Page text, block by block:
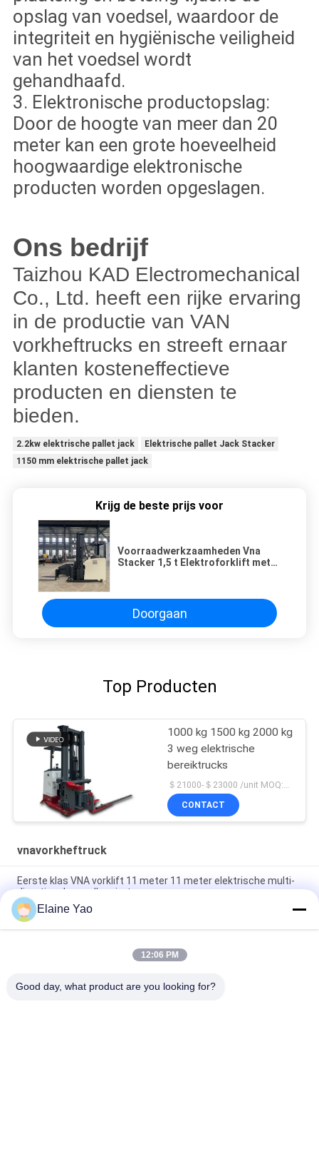
opslag van voedsel, waardoor de
integriteit en hygiënische veiligheid
van het voedsel wordt
gehandhaafd.
3. Elektronische productopslag:
Door de hoogte van meer dan 20
meter kan een grote hoeveelheid
hoogwaardige elektronische
producten worden opgeslagen.
Ons bedrijf
Taizhou KAD Electromechanical
Co., Ltd. heeft een rijke ervaring
in de productie van VAN
vorkheftrucks en streeft ernaar
klanten kosteneffectieve
producten en diensten te
bieden.
2.2kw elektrische pallet jack
Elektrische pallet Jack Stacker
1150 mm elektrische pallet jack
Krijg de beste prijs voor
Voorraadwerkzaamheden Vna
Stacker 1,5 t Elektroforklift met
Doorgaan
Top Producten
1000 kg 1500 kg 2000 kg
3 weg elektrische
bereiktrucks
＄21000-＄23000 /unit MOQ:1 Eenheid
CONTACT
vnavorkheftruck
Eerste klas VNA vorklift 11 meter 11 meter elektrische multi-
directionele smalle ruimte
1000kg 2000kg 9m VNA Fork Truck Warehouse 3 Way Stacker
draaien 180 graden voor gebruik in een smal magazijn
Diesel vorkheftruck Drie-stadium mast dikker krachtig
Elaine Yao
12:06 PM
Good day, what product are you looking for?